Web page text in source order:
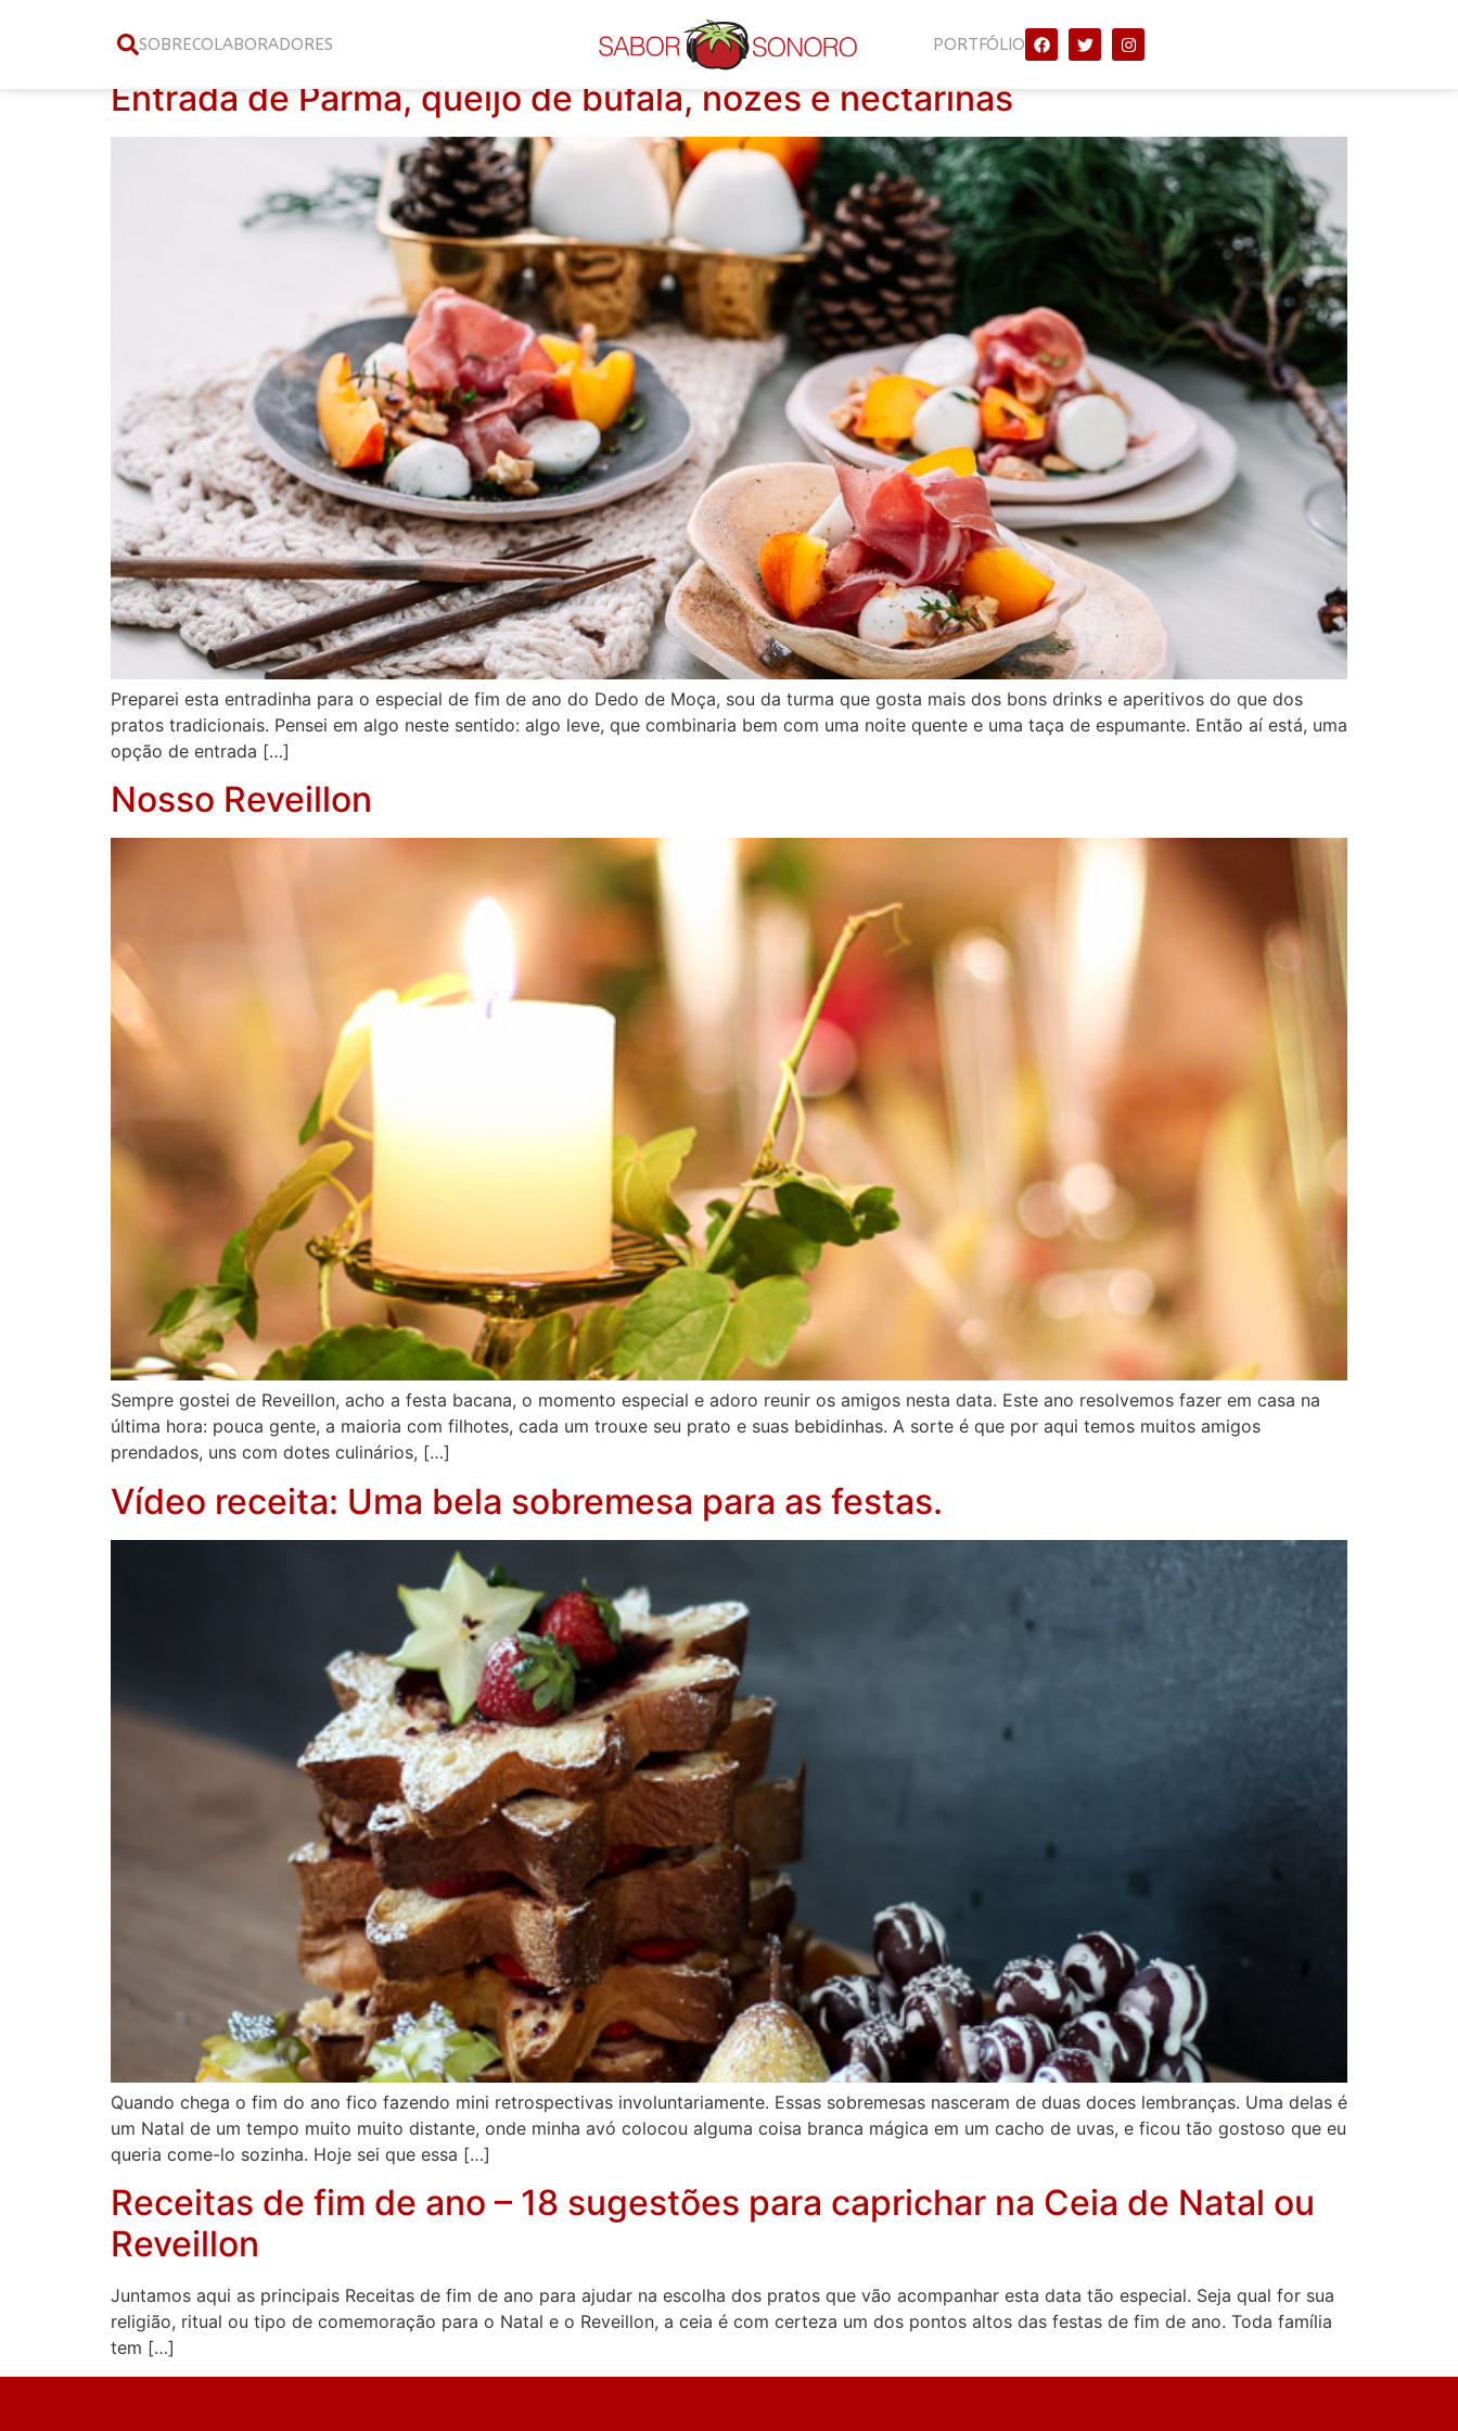
SOBRECOLABORADORES PORTFÓLIO
Tag:reveillon
Entrada de Parma, queijo de búfala, nozes e nectarinas
Preparei esta entradinha para o especial de fim de ano do Dedo de Moça, sou da turma que gosta mais dos bons drinks e aperitivos do que dos
pratos tradicionais. Pensei em algo neste sentido: algo leve, que combinaria bem com uma noite quente e uma taça de espumante. Então aí está, uma
opção de entrada […]
Nosso Reveillon
Sempre gostei de Reveillon, acho a festa bacana, o momento especial e adoro reunir os amigos nesta data. Este ano resolvemos fazer em casa na
última hora: pouca gente, a maioria com filhotes, cada um trouxe seu prato e suas bebidinhas. A sorte é que por aqui temos muitos amigos
prendados, uns com dotes culinários, […]
Vídeo receita: Uma bela sobremesa para as festas.
Quando chega o fim do ano fico fazendo mini retrospectivas involuntariamente. Essas sobremesas nasceram de duas doces lembranças. Uma delas é
um Natal de um tempo muito muito distante, onde minha avó colocou alguma coisa branca mágica em um cacho de uvas, e ficou tão gostoso que eu
queria come-lo sozinha. Hoje sei que essa […]
Receitas de fim de ano – 18 sugestões para caprichar na Ceia de Natal ou
Reveillon
Juntamos aqui as principais Receitas de fim de ano para ajudar na escolha dos pratos que vão acompanhar esta data tão especial. Seja qual for sua
religião, ritual ou tipo de comemoração para o Natal e o Reveillon, a ceia é com certeza um dos pontos altos das festas de fim de ano. Toda família
tem […]